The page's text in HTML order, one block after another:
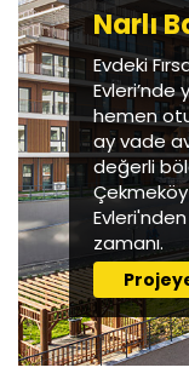
Narlı
Evdeki
Evleri’nde
hemen
ay vade
değerli
zamanı.